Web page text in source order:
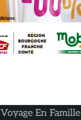
Voyage En Famille